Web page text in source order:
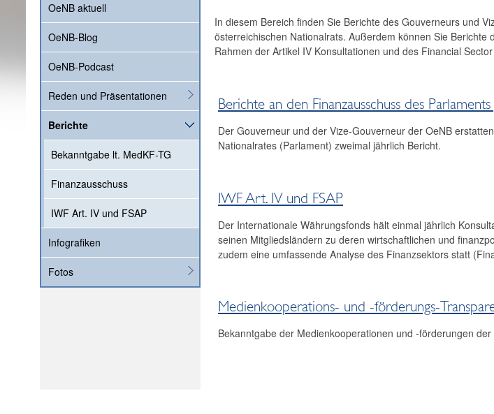
OeNB aktuell
OeNB-Blog
OeNB-Podcast
Reden und Präsentationen
Berichte
Bekanntgabe lt. MedKF-TG
Finanzausschuss
IWF Art. IV und FSAP
Infografiken
Fotos
In diesem Bereich finden Sie Berichte des Gouverneurs und
österreichischen Nationalrats. Außerdem können Sie
Rahmen der Artikel IV Konsultationen und des Financial
Berichte an den Finanzausschuss des
Der Gouverneur und der Vize-Gouverneur der OeNB
Nationalrates (Parlament) zweimal jährlich Bericht.
IWF Art. IV und FSAP
Der Internationale Währungsfonds hält einmal jährlich
seinen Mitgliedsländern zu deren wirtschaftlichen und
zudem eine umfassende Analyse des Finanzsektors statt
Medienkooperations- und -förderungs-
Bekanntgabe der Medienkooperationen und -förderungen der